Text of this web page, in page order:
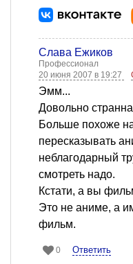
Слава Ёжиков
Профессионал
20 июня 2007 в 19:27
Эмм...
Довольно
Больше похоже
пересказывать
неблагодарный
смотреть надо.
Кстати, а вы
Это не аниме, а
фильм.
0 Ответить